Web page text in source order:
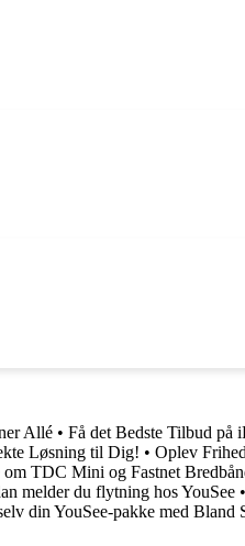
Allé • Få det Bedste Tilbud på
Løsning til Dig! • Oplev
TDC Mini og Fastnet
melder du flytning hos YouSee •
din YouSee-pakke med Bland